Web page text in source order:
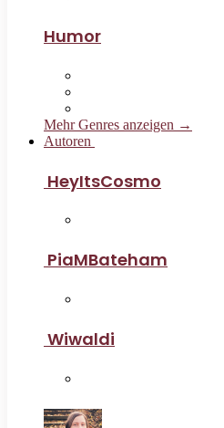
Humor
Mehr Genres anzeigen →
Autoren
HeyItsCosmo
PiaMBateham
Wiwaldi